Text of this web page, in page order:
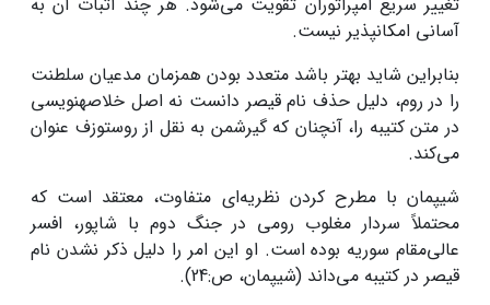
آسانی امکان­پذیر نیست.
بنابراین شاید بهتر باشد متعدد بودن همزمان مدعیان سلطنت
را در روم، دلیل حذف نام قیصر دانست نه اصل خلاصه­نویسی
در متن کتیبه را، آنچنان که گیرشمن به نقل از روستوزف عنوان
می‌کند.
شیپمان با مطرح کردن نظریه‌ای متفاوت، معتقد است که
محتملاً سردار مغلوب رومی در جنگ دوم با شاپور، افسر
عالی‌مقام سوریه بوده است. او این امر را دلیل ذکر نشدن نام
قیصر در کتیبه می‌داند (شیپمان، ص:24).